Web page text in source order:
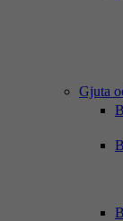
Gjuta